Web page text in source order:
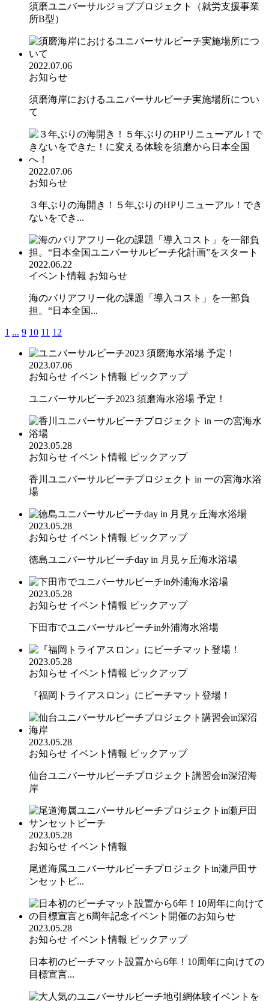
須磨ユニバーサルジョブプロジェクト（就労支援事業
所B型）
2022.07.06
お知らせ
須磨海岸におけるユニバーサルビーチ実施場所につい
て
2022.07.06
お知らせ
３年ぶりの海開き！５年ぶりのHPリニューアル！でき
ないをでき...
2022.06.22
イベント情報 お知らせ
海のバリアフリー化の課題「導入コスト」を一部負
担。“日本全国...
1 ... 9 10 11 12
2023.07.06
お知らせ イベント情報 ピックアップ
ユニバーサルビーチ2023 須磨海水浴場 予定！
2023.05.28
お知らせ イベント情報 ピックアップ
香川ユニバーサルビーチプロジェクト in 一の宮海水浴
場
2023.05.28
お知らせ イベント情報 ピックアップ
徳島ユニバーサルビーチday in 月見ヶ丘海水浴場
2023.05.28
お知らせ イベント情報 ピックアップ
下田市でユニバーサルビーチin外浦海水浴場
2023.05.28
お知らせ イベント情報 ピックアップ
『福岡トライアスロン』にビーチマット登場！
2023.05.28
お知らせ イベント情報 ピックアップ
仙台ユニバーサルビーチプロジェクト講習会in深沼海
岸
2023.05.28
お知らせ イベント情報
尾道海属ユニバーサルビーチプロジェクトin瀬戸田サ
ンセットビ...
2023.05.28
お知らせ イベント情報 ピックアップ
日本初のビーチマット設置から6年！10周年に向けての
目標宣言...